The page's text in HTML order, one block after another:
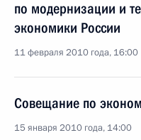
по модернизации и
экономики России
11 февраля 2010 года, 16:00
Совещание по
15 января 2010 года, 14:00